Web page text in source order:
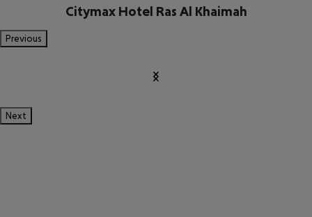
Citymax Hotel Ras Al Khaimah
Previous
Next